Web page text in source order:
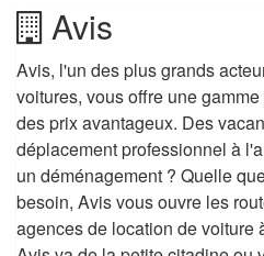
Avis
Avis, l'un des plus grands
voitures, vous offre une
des prix avantageux. Des
déplacement professionnel à
un déménagement ? Quelle
besoin, Avis vous ouvre les
agences de location de voiture